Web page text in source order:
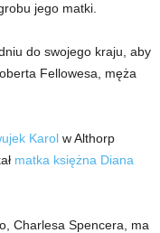
jego matki.
do swojego kraju, aby
Fellowesa, męża
Karol w Althorp
matka księżna Diana
Charlesa Spencera, ma